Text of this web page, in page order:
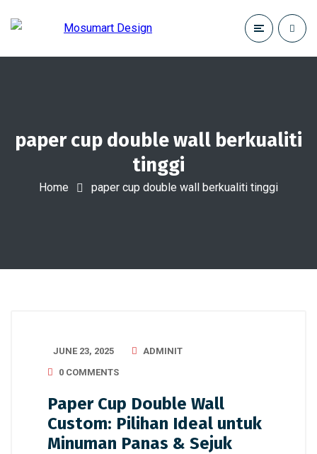
paper cup double wall berkualiti
tinggi
Home paper cup double wall berkualiti tinggi
JUNE 23, 2025
ADMINIT
0 COMMENTS
Paper Cup Double Wall
Custom: Pilihan Ideal untuk
Minuman Panas & Sejuk